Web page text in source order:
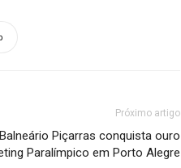
Próximo artigo
Piçarras conquista ouro
Paralímpico em Porto Alegre